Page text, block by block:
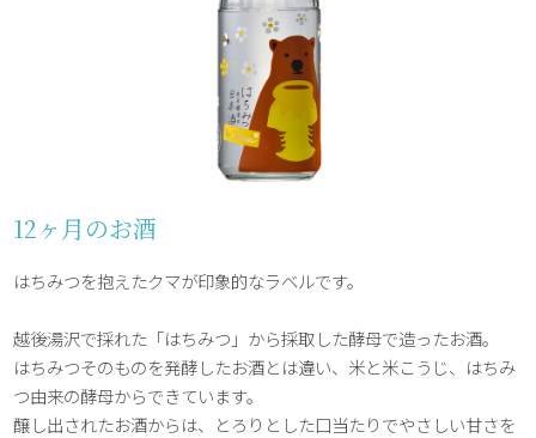
12ヶ月のお酒
はちみつを抱えたクマが印象的なラベルです。
越後湯沢で採れた「はちみつ」から採取した酵母で造ったお酒。
はちみつそのものを発酵したお酒とは違い、米と米こうじ、はちみ
つ由来の酵母からできています。
醸し出されたお酒からは、とろりとした口当たりでやさしい甘さを